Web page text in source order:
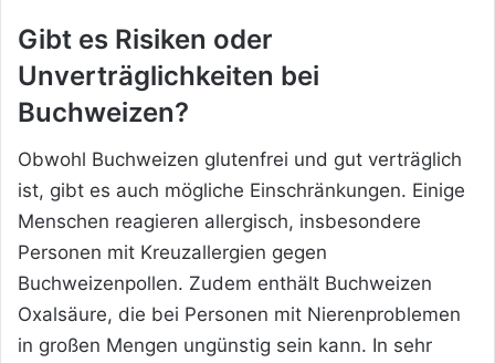
Gibt es Risiken oder
Unverträglichkeiten bei
Buchweizen?
Obwohl Buchweizen glutenfrei und gut verträglich
ist, gibt es auch mögliche Einschränkungen. Einige
Menschen reagieren allergisch, insbesondere
Personen mit Kreuzallergien gegen
Buchweizenpollen. Zudem enthält Buchweizen
Oxalsäure, die bei Personen mit Nierenproblemen
in großen Mengen ungünstig sein kann. In sehr